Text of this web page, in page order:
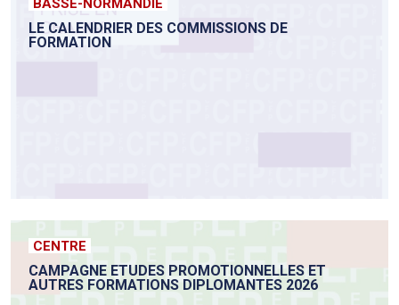
BASSE-NORMANDIE
LE CALENDRIER DES COMMISSIONS DE
FORMATION
CENTRE
CAMPAGNE ETUDES PROMOTIONNELLES ET
AUTRES FORMATIONS DIPLOMANTES 2026